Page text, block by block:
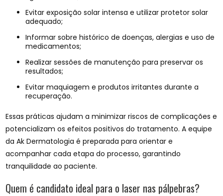
Evitar exposição solar intensa e utilizar protetor solar
adequado;
Informar sobre histórico de doenças, alergias e uso de
medicamentos;
Realizar sessões de manutenção para preservar os
resultados;
Evitar maquiagem e produtos irritantes durante a
recuperação.
Essas práticas ajudam a minimizar riscos de complicações e
potencializam os efeitos positivos do tratamento. A equipe
da Ak Dermatologia é preparada para orientar e
acompanhar cada etapa do processo, garantindo
tranquilidade ao paciente.
Quem é candidato ideal para o laser nas pálpebras?